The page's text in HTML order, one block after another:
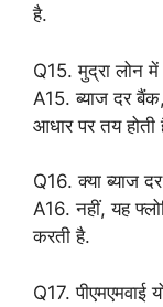
है.
Q15. मुद्रा लोन
A15. ब्याज दर
आधार पर तय होती
Q16. क्या ब्याज
A16. नहीं, यह
करती है.
Q17. पीएमएमवाई